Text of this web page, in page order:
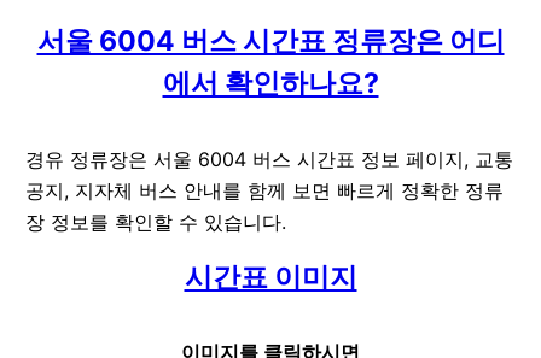
서울 6004 버스 시간표 정류장은 어디
에서 확인하나요?
경유 정류장은 서울 6004 버스 시간표 정보 페이지, 교통
공지, 지자체 버스 안내를 함께 보면 빠르게 정확한 정류
장 정보를 확인할 수 있습니다.
시간표 이미지
이미지를 클릭하시면